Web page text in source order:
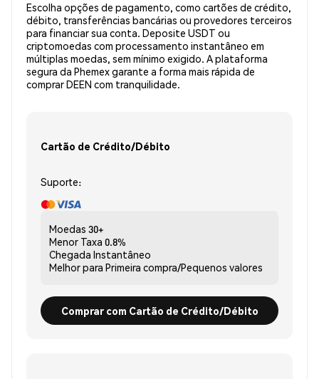
Escolha opções de pagamento, como cartões de crédito,
débito, transferências bancárias ou provedores terceiros
para financiar sua conta. Deposite USDT ou
criptomoedas com processamento instantâneo em
múltiplas moedas, sem mínimo exigido. A plataforma
segura da Phemex garante a forma mais rápida de
comprar DEEN com tranquilidade.
Cartão de Crédito/Débito
Suporte:
Moedas 30+
Menor Taxa 0.8%
Chegada Instantâneo
Melhor para Primeira compra/Pequenos valores
Comprar com Cartão de Crédito/Débito